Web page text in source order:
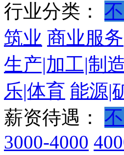
行业分类：
筑业 商业服务
生产|加工|制
乐|体育 能源|
薪资待遇：
3000-4000